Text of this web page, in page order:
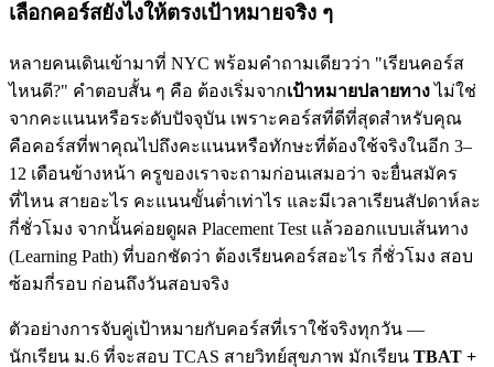
เลือกคอร์สยังไงให้ตรงเป้าหมายจริง ๆ
หลายคนเดินเข้ามาที่ NYC พร้อมคำถามเดียวว่า "เรียนคอร์ส
ไหนดี?" คำตอบสั้น ๆ คือ ต้องเริ่มจากเป้าหมายปลายทางไม่ใช่
จากคะแนนหรือระดับปัจจุบัน เพราะคอร์สที่ดีที่สุดสำหรับคุณ
คือคอร์สที่พาคุณไปถึงคะแนนหรือทักษะที่ต้องใช้จริงในอีก 3–
12 เดือนข้างหน้า ครูของเราจะถามก่อนเสมอว่า จะยื่นสมัคร
ที่ไหน สายอะไร คะแนนขั้นต่ำเท่าไร และมีเวลาเรียนสัปดาห์ละ
กี่ชั่วโมง จากนั้นค่อยดูผล Placement Test แล้วออกแบบเส้นทาง
(Learning Path) ที่บอกชัดว่า ต้องเรียนคอร์สอะไร กี่ชั่วโมง สอบ
ซ้อมกี่รอบ ก่อนถึงวันสอบจริง
ตัวอย่างการจับคู่เป้าหมายกับคอร์สที่เราใช้จริงทุกวัน —
นักเรียน ม.6 ที่จะสอบ TCAS สายวิทย์สุขภาพ มักเรียน TBAT +